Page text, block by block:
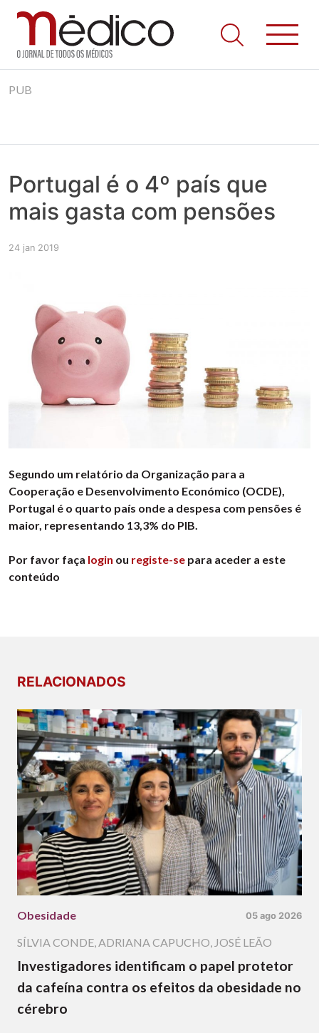
to
Jornal Médico
Médico – O Jornal de Todos os Médicos. Onde as notícias
realmente contam! Tudo o que se passa na Saúde!
PUB
Portugal é o 4º país que
mais gasta com pensões
24 jan 2019
Segundo um relatório da Organização para a
Cooperação e Desenvolvimento Económico (OCDE),
Portugal é o quarto país onde a despesa com pensões é
maior, representando 13,3% do PIB.
Por favor faça login ou registe-se para aceder a este
conteúdo
RELACIONADOS
Obesidade 05 ago 2026
SÍLVIA CONDE,ADRIANA CAPUCHO, JOSÉ LEÃO
Investigadores identificam o papel protetor
da cafeína contra os efeitos da obesidade no
cérebro